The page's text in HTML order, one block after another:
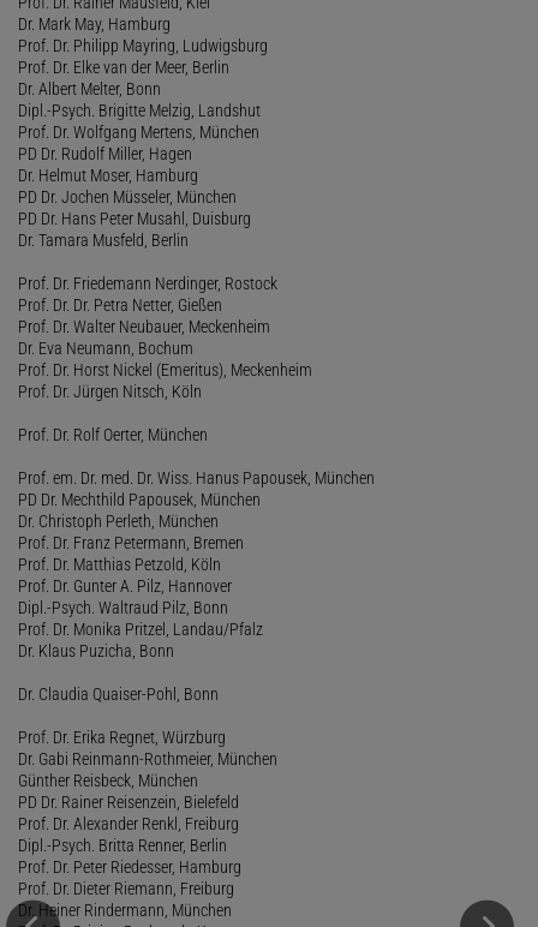
Dr. Mark May, Hamburg
Prof. Dr. Philipp Mayring, Ludwigsburg
Prof. Dr. Elke van der Meer, Berlin
Dr. Albert Melter, Bonn
Dipl.-Psych. Brigitte Melzig, Landshut
Prof. Dr. Wolfgang Mertens, München
PD Dr. Rudolf Miller, Hagen
Dr. Helmut Moser, Hamburg
PD Dr. Jochen Müsseler, München
PD Dr. Hans Peter Musahl, Duisburg
Dr. Tamara Musfeld, Berlin
Prof. Dr. Friedemann Nerdinger, Rostock
Prof. Dr. Dr. Petra Netter, Gießen
Prof. Dr. Walter Neubauer, Meckenheim
Dr. Eva Neumann, Bochum
Prof. Dr. Horst Nickel (Emeritus), Meckenheim
Prof. Dr. Jürgen Nitsch, Köln
Prof. Dr. Rolf Oerter, München
Prof. em. Dr. med. Dr. Wiss. Hanus Papousek, München
PD Dr. Mechthild Papousek, München
Dr. Christoph Perleth, München
Prof. Dr. Franz Petermann, Bremen
Prof. Dr. Matthias Petzold, Köln
Prof. Dr. Gunter A. Pilz, Hannover
Dipl.-Psych. Waltraud Pilz, Bonn
Prof. Dr. Monika Pritzel, Landau/Pfalz
Dr. Klaus Puzicha, Bonn
Dr. Claudia Quaiser-Pohl, Bonn
Prof. Dr. Erika Regnet, Würzburg
Dr. Gabi Reinmann-Rothmeier, München
Günther Reisbeck, München
PD Dr. Rainer Reisenzein, Bielefeld
Prof. Dr. Alexander Renkl, Freiburg
Dipl.-Psych. Britta Renner, Berlin
Prof. Dr. Peter Riedesser, Hamburg
Prof. Dr. Dieter Riemann, Freiburg
Dr. Heiner Rindermann, München